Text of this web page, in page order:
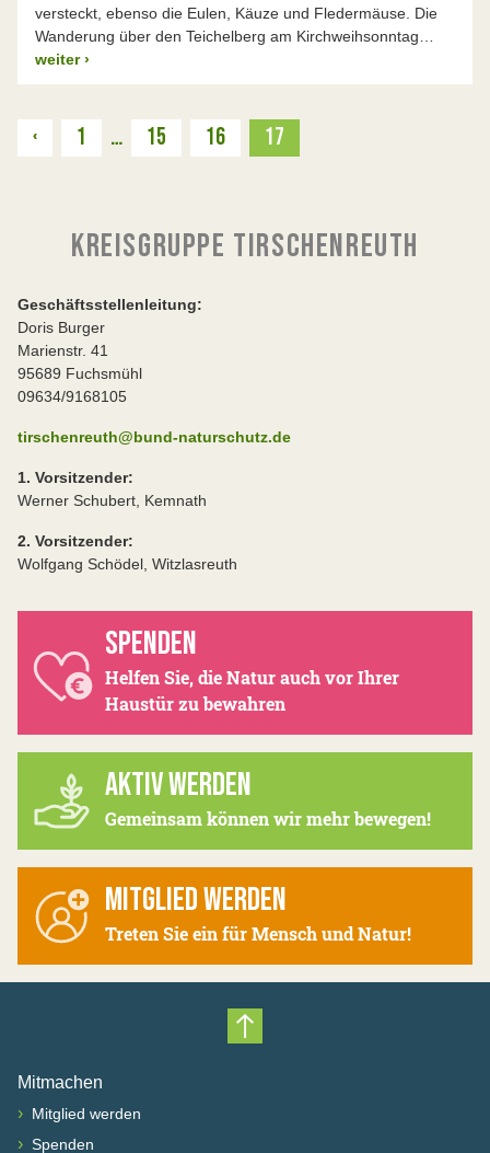
versteckt, ebenso die Eulen, Käuze und Fledermäuse. Die
Wanderung über den Teichelberg am Kirchweihsonntag…
weiter ›
Zurück
‹ 1 … 15 16 17
KREISGRUPPE TIRSCHENREUTH
Geschäftsstellenleitung:
Doris Burger
Marienstr. 41
95689 Fuchsmühl
09634/9168105
tirschenreuth@bund-naturschutz.de
1. Vorsitzender:
Werner Schubert, Kemnath
2. Vorsitzender:
Wolfgang Schödel, Witzlasreuth
SPENDEN
Helfen Sie, die Natur auch vor Ihrer
Haustür zu bewahren
AKTIV WERDEN
Gemeinsam können wir mehr bewegen!
MITGLIED WERDEN
Treten Sie ein für Mensch und Natur!
Nach oben scrollen
Mitmachen
› Mitglied werden
› Spenden